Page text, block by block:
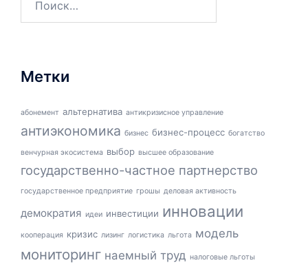
Метки
абонемент альтернатива антикризисное управление
антиэкономика бизнес бизнес-процесс богатство
венчурная экосистема выбор высшее образование
государственно-частное партнерство
государственное предприятие грошы деловая активность
демократия идеи инвестиции инновации
кооперация кризис лизинг логистика льгота модель
мониторинг наемный труд налоговые льготы